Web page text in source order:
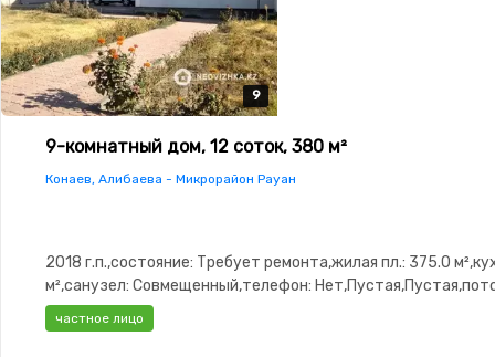
9
9
9
9
9
9-комнатный дом, 12 соток, 380 м²
Конаев, Алибаева - Микрорайон Рауан
2018 г.п.,состояние: Требует ремонта,жилая пл.: 375.0
м²,санузел: Совмещенный,телефон:
2.9,Решетки на окнах,Пластиковые окна,Хозпостройки
частное лицо